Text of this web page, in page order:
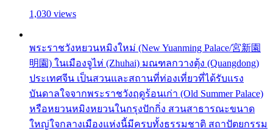
1,030 views
พระราชวังหยวนหมิงใหม่ (New Yuanming Palace/宮新園
明園) ในเมืองจูไห่ (Zhuhai) มณฑลกวางตุ้ง (Quangdong)
ประเทศจีน เป็นสวนและสถานที่ท่องเที่ยวที่ได้รับแรง
บันดาลใจจากพระราชวังฤดูร้อนเก่า (Old Summer Palace)
หรือหยวนหมิงหยวนในกรุงปักกิ่ง สวนสาธารณะขนาด
ใหญ่ใจกลางเมืองแห่งนี้มีครบทั้งธรรมชาติ สถาปัตยกรรม